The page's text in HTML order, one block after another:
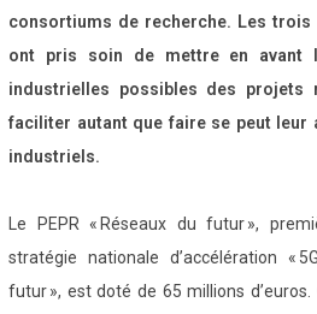
consortiums de recherche. Les trois
ont pris soin de mettre en avant
industrielles possibles des projets
faciliter autant que faire se peut leur
industriels.
Le PEPR « Réseaux du futur »,
stratégie nationale d’accélération «
futur », est doté de 65 millions